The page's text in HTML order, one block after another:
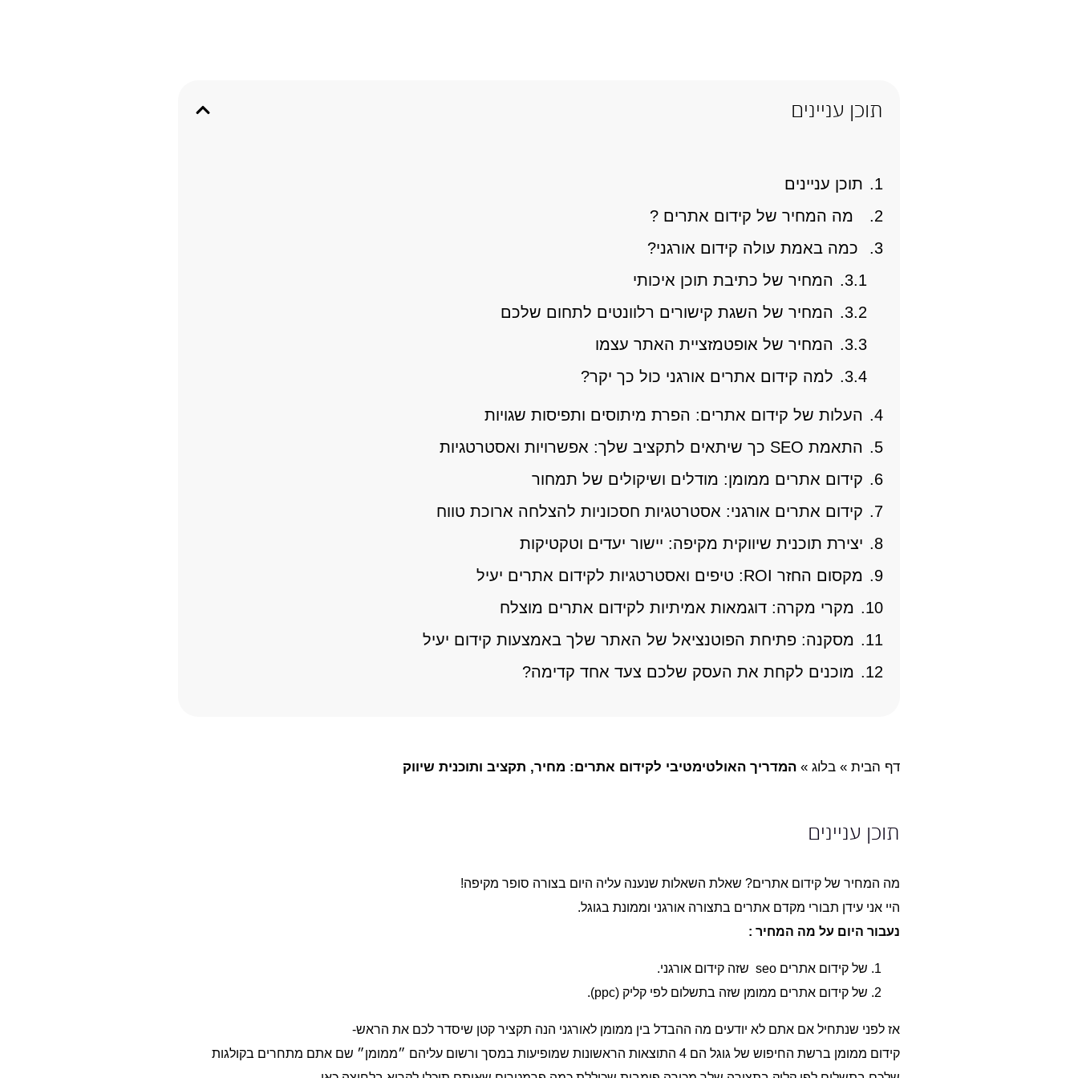
תוכן עניינים
תוכן עניינים
מה המחיר של קידום אתרים ?
כמה באמת עולה קידום אורגני?
המחיר של כתיבת תוכן איכותי
המחיר של השגת קישורים רלוונטים לתחום שלכם
המחיר של אופטמזציית האתר עצמו
למה קידום אתרים אורגני כול כך יקר?
העלות של קידום אתרים: הפרת מיתוסים ותפיסות שגויות
התאמת SEO כך שיתאים לתקציב שלך: אפשרויות ואסטרטגיות
קידום אתרים ממומן: מודלים ושיקולים של תמחור
קידום אתרים אורגני: אסטרטגיות חסכוניות להצלחה ארוכת טווח
יצירת תוכנית שיווקית מקיפה: יישור יעדים וטקטיקות
מקסום החזר ROI: טיפים ואסטרטגיות לקידום אתרים יעיל
מקרי מקרה: דוגמאות אמיתיות לקידום אתרים מוצלח
מסקנה: פתיחת הפוטנציאל של האתר שלך באמצעות קידום יעיל
מוכנים לקחת את העסק שלכם צעד אחד קדימה?
היי אני עידן תבורימקדם אתריםבתצורה אורגני וממונת בגוגל.
נעבור היום על מה המחיר :
של קידום אתרים seo שזה
של קידום אתרים ממומן שזה בתשלום לפי קליק (ppc).
אז לפני שנתחיל אם אתם לא יודעים מה ההבדל בין ממומן לאורגני הנה תקציר קטן שיסדר לכם את הראש-
קידום ממומן ברשת החיפוש של גוגל הם 4 התוצאות הראשונות שמופיעות במסך ורשום עליהם ״ממומן״ שם אתם מתחרים בקולגות
שלכם בתשלום לפי קליק בתצורה שלך מכירה פומבית שכוללת כמה פרמטרים שאותם תוכלו לקרוא בלחיצה כאן.
קידום אורגני ברשת החיפוש של גוגל הם התוצאות האורגניות שמופיעות ללא תשלום לגוגל וללא תשלום לקליק אלא לפי איכות האתר שלכם